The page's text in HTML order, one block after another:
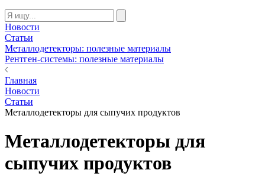
Новости
Статьи
Металлодетекторы: полезные материалы
Рентген-системы: полезные материалы
Главная
Новости
Статьи
Металлодетекторы для сыпучих продуктов
Металлодетекторы для
сыпучих продуктов